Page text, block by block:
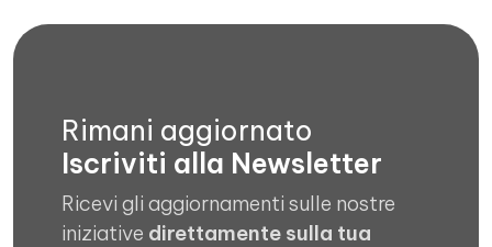
Rimani aggiornato
Iscriviti alla Newsletter
Ricevi gli aggiornamenti sulle nostre
iniziative direttamente sulla tua